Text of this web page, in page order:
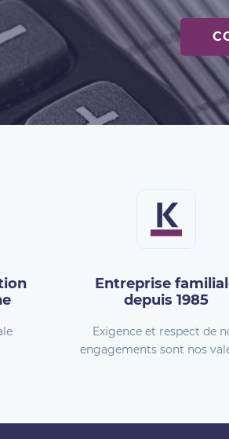
Entreprise
depuis 1985
Exigence et respect de
engagements sont nos